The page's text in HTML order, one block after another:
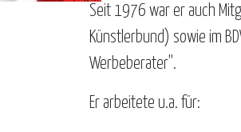
Seit 1976 war er auch
Künstlerbund) sowie im
Werbeberater".
Er arbeitete u.a. für: